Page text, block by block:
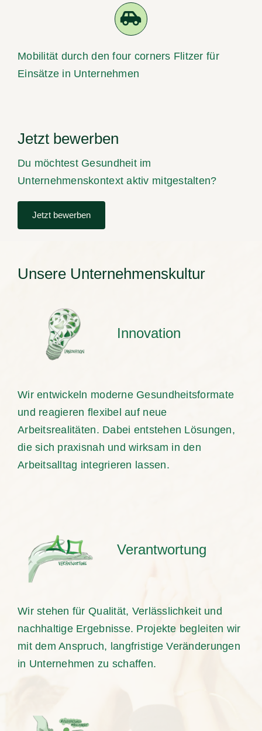
Mobilität durch den four corners Flitzer für
Einsätze in Unternehmen
Jetzt bewerben
Du möchtest Gesundheit im
Unternehmenskontext aktiv mitgestalten?
Jetzt bewerben
Unsere Unternehmenskultur
Innovation
Wir entwickeln moderne Gesundheitsformate
und reagieren flexibel auf neue
Arbeitsrealitäten. Dabei entstehen Lösungen,
die sich praxisnah und wirksam in den
Arbeitsalltag integrieren lassen.
Verantwortung
Wir stehen für Qualität, Verlässlichkeit und
nachhaltige Ergebnisse. Projekte begleiten wir
mit dem Anspruch, langfristige Veränderungen
in Unternehmen zu schaffen.